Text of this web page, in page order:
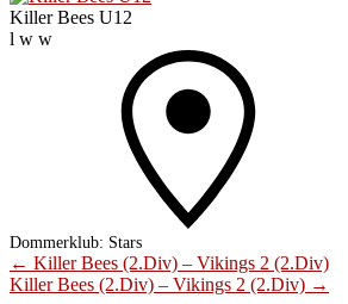
Killer Bees U12
l w w
Dommerklub: Stars
Post
navigation
← Killer Bees (2.Div) – Vikings 2 (2.Div)
Killer Bees (2.Div) – Vikings 2 (2.Div) →